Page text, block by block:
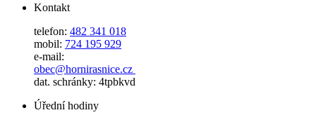
Kontakt
telefon: 482 341 018
mobil: 724 195 929
e-mail:
obec@hornirasnice.cz
dat. schránky: 4tpbkvd
Úřední hodiny